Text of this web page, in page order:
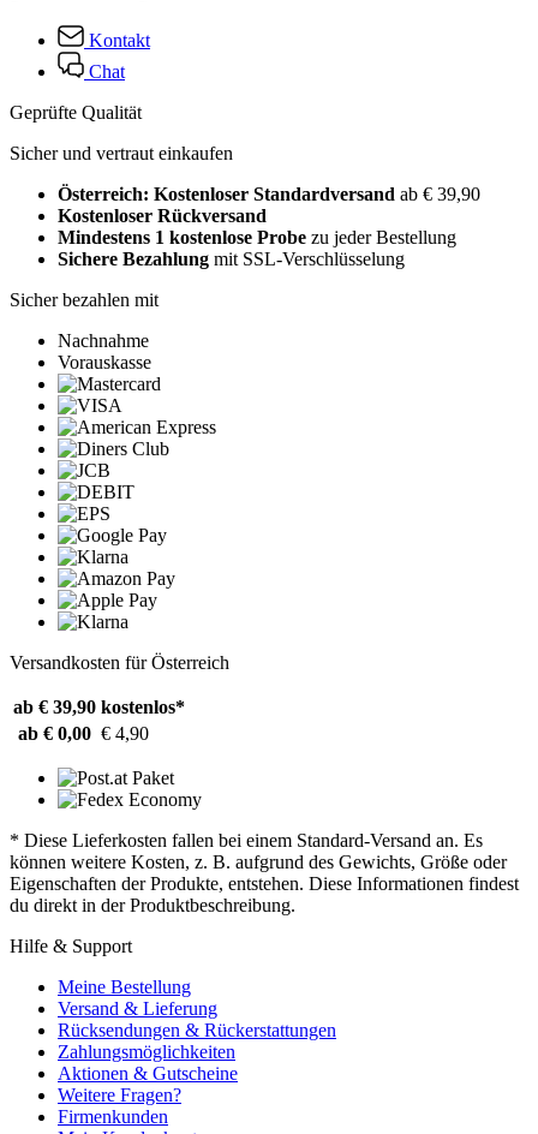
Kontakt
Chat
Geprüfte Qualität
Sicher und vertraut einkaufen
Österreich: Kostenloser Standardversand ab € 39,90
Kostenloser Rückversand
Mindestens 1 kostenlose Probe zu jeder Bestellung
Sichere Bezahlung mit SSL-Verschlüsselung
Sicher bezahlen mit
Nachnahme
Vorauskasse
Versandkosten für Österreich
ab € 39,90 kostenlos*
ab € 0,00 € 4,90
* Diese Lieferkosten fallen bei einem Standard-Versand an. Es
können weitere Kosten, z. B. aufgrund des Gewichts, Größe oder
Eigenschaften der Produkte, entstehen. Diese Informationen findest
du direkt in der Produktbeschreibung.
Hilfe & Support
Meine Bestellung
Versand & Lieferung
Rücksendungen & Rückerstattungen
Zahlungsmöglichkeiten
Aktionen & Gutscheine
Weitere Fragen?
Firmenkunden